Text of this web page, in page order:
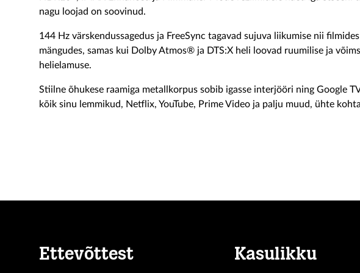
nagu loojad on soovinud.
144 Hz värskendussagedus ja FreeSync tagavad sujuva liikumise nii
mängudes, samas kui Dolby Atmos® ja DTS:X heli loovad ruumilise ja
helielamuse.
Stiilne õhukese raamiga metallkorpus sobib igasse interjööri ning Google
kõik sinu lemmikud, Netflix, YouTube, Prime Video ja palju muud, ühte
Ettevõttest Kasulikku